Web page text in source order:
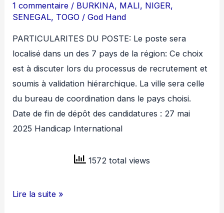
1 commentaire / BURKINA, MALI, NIGER,
SENEGAL, TOGO /God Hand
PARTICULARITES DU POSTE: Le poste sera
localisé dans un des 7 pays de la région: Ce choix
est à discuter lors du processus de recrutement et
soumis à validation hiérarchique. La ville sera celle
du bureau de coordination dans le pays choisi.
Date de fin de dépôt des candidatures : 27 mai
2025 Handicap International
1572 total views
HUMANITE
Lire la suite »